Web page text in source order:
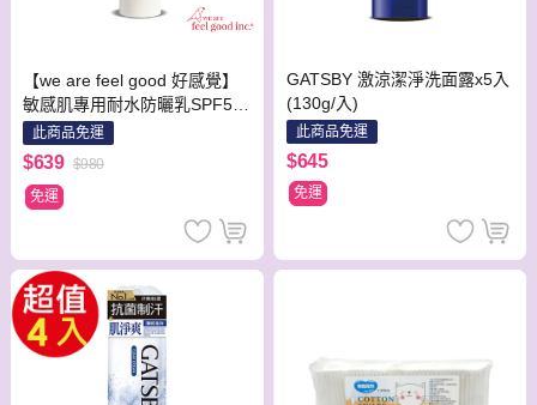
【we are feel good 好感覺】
敏感肌專用耐水防曬乳SPF50
+ 75ml/瓶 X1瓶
此商品免運
$639 $980
免運
GATSBY 激涼潔淨洗面露x5入
(130g/入)
此商品免運
$645
免運